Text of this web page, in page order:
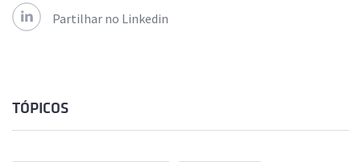
Partilhar no Linkedin
TÓPICOS